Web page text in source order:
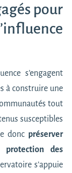
pour
s’engagent
à construire une
tout
susceptibles
donc préserver
protection des
s’appuie